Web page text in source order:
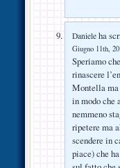
Daniele ha
Giugno 11th,
Speriamo
rinascere
Montella ma
in modo che
nemmeno
ripetere ma
scendere in
piace) che